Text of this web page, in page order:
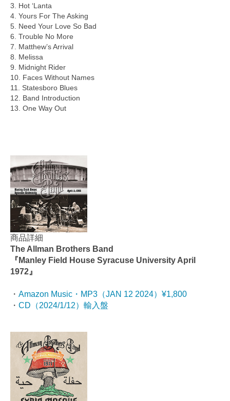
3. Hot ‘Lanta
4. Yours For The Asking
5. Need Your Love So Bad
6. Trouble No More
7. Matthew’s Arrival
8. Melissa
9. Midnight Rider
10. Faces Without Names
11. Statesboro Blues
12. Band Introduction
13. One Way Out
商品詳細
The Allman Brothers Band
『Manley Field House Syracuse University April
1972』
・ Amazon Music・MP3（JAN 12 2024）¥1,800
・ CD（2024/1/12）輸入盤